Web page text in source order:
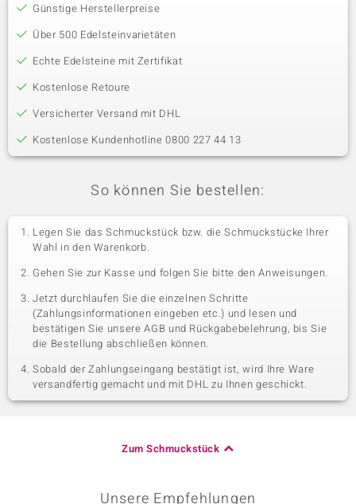
Günstige Herstellerpreise
Über 500 Edelsteinvarietäten
Echte Edelsteine mit Zertifikat
Kostenlose Retoure
Versicherter Versand mit DHL
Kostenlose Kundenhotline 0800 227 44 13
So können Sie bestellen:
Legen Sie das Schmuckstück bzw. die Schmuckstücke Ihrer
Wahl in den Warenkorb.
Gehen Sie zur Kasse und folgen Sie bitte den Anweisungen.
Jetzt durchlaufen Sie die einzelnen Schritte
(Zahlungsinformationen eingeben etc.) und lesen und
bestätigen Sie unsere AGB und Rückgabebelehrung, bis Sie
die Bestellung abschließen können.
Sobald der Zahlungseingang bestätigt ist, wird Ihre Ware
versandfertig gemacht und mit DHL zu Ihnen geschickt.
Zum Schmuckstück
Unsere Empfehlungen